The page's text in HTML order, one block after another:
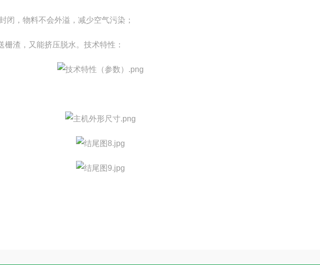
闭，物料不会外溢，减少空气污染；
渣，又能挤压脱水。技术特性：